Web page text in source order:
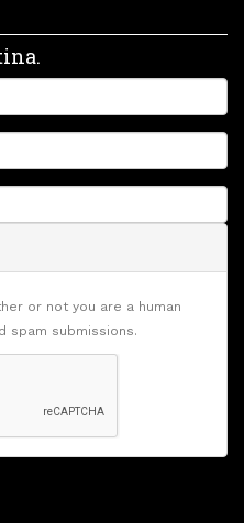
or not you are a human
spam submissions.